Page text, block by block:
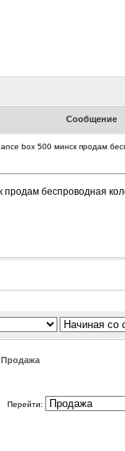
Сообщение
box 500 минск продам
беспроводная
Продажа
Перейти: